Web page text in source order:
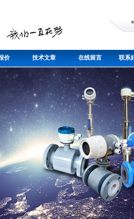
价 技术文章 在线留言 联系